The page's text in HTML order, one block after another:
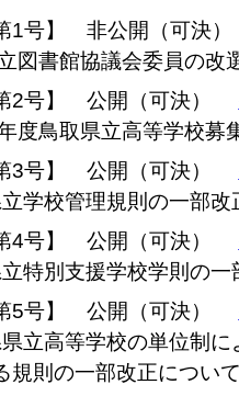
第1号】 非公開（可決
図書館協議会委員の改
第2号】 公開（可決）
度鳥取県立高等学校募
第3号】 公開（可決）
学校管理規則の一部改
第4号】 公開（可決）
特別支援学校学則の一
第5号】 公開（可決）
立高等学校の単位制
規則の一部改正について